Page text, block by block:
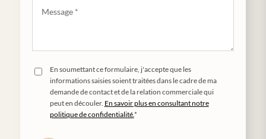
En soumettant ce formulaire, j'accepte que les
informations saisies soient traitées dans le cadre de ma
demande de contact et de la relation commerciale qui
peut en découler. En savoir plus en consultant notre
politique de confidentialité.*